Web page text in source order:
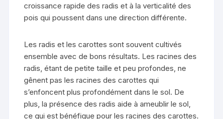
croissance rapide des radis et à la verticalité des
pois qui poussent dans une direction différente.
Les radis et les carottes sont souvent cultivés
ensemble avec de bons résultats. Les racines des
radis, étant de petite taille et peu profondes, ne
gênent pas les racines des carottes qui
s’enfoncent plus profondément dans le sol. De
plus, la présence des radis aide à ameublir le sol,
ce qui est bénéfique pour les racines des carottes.